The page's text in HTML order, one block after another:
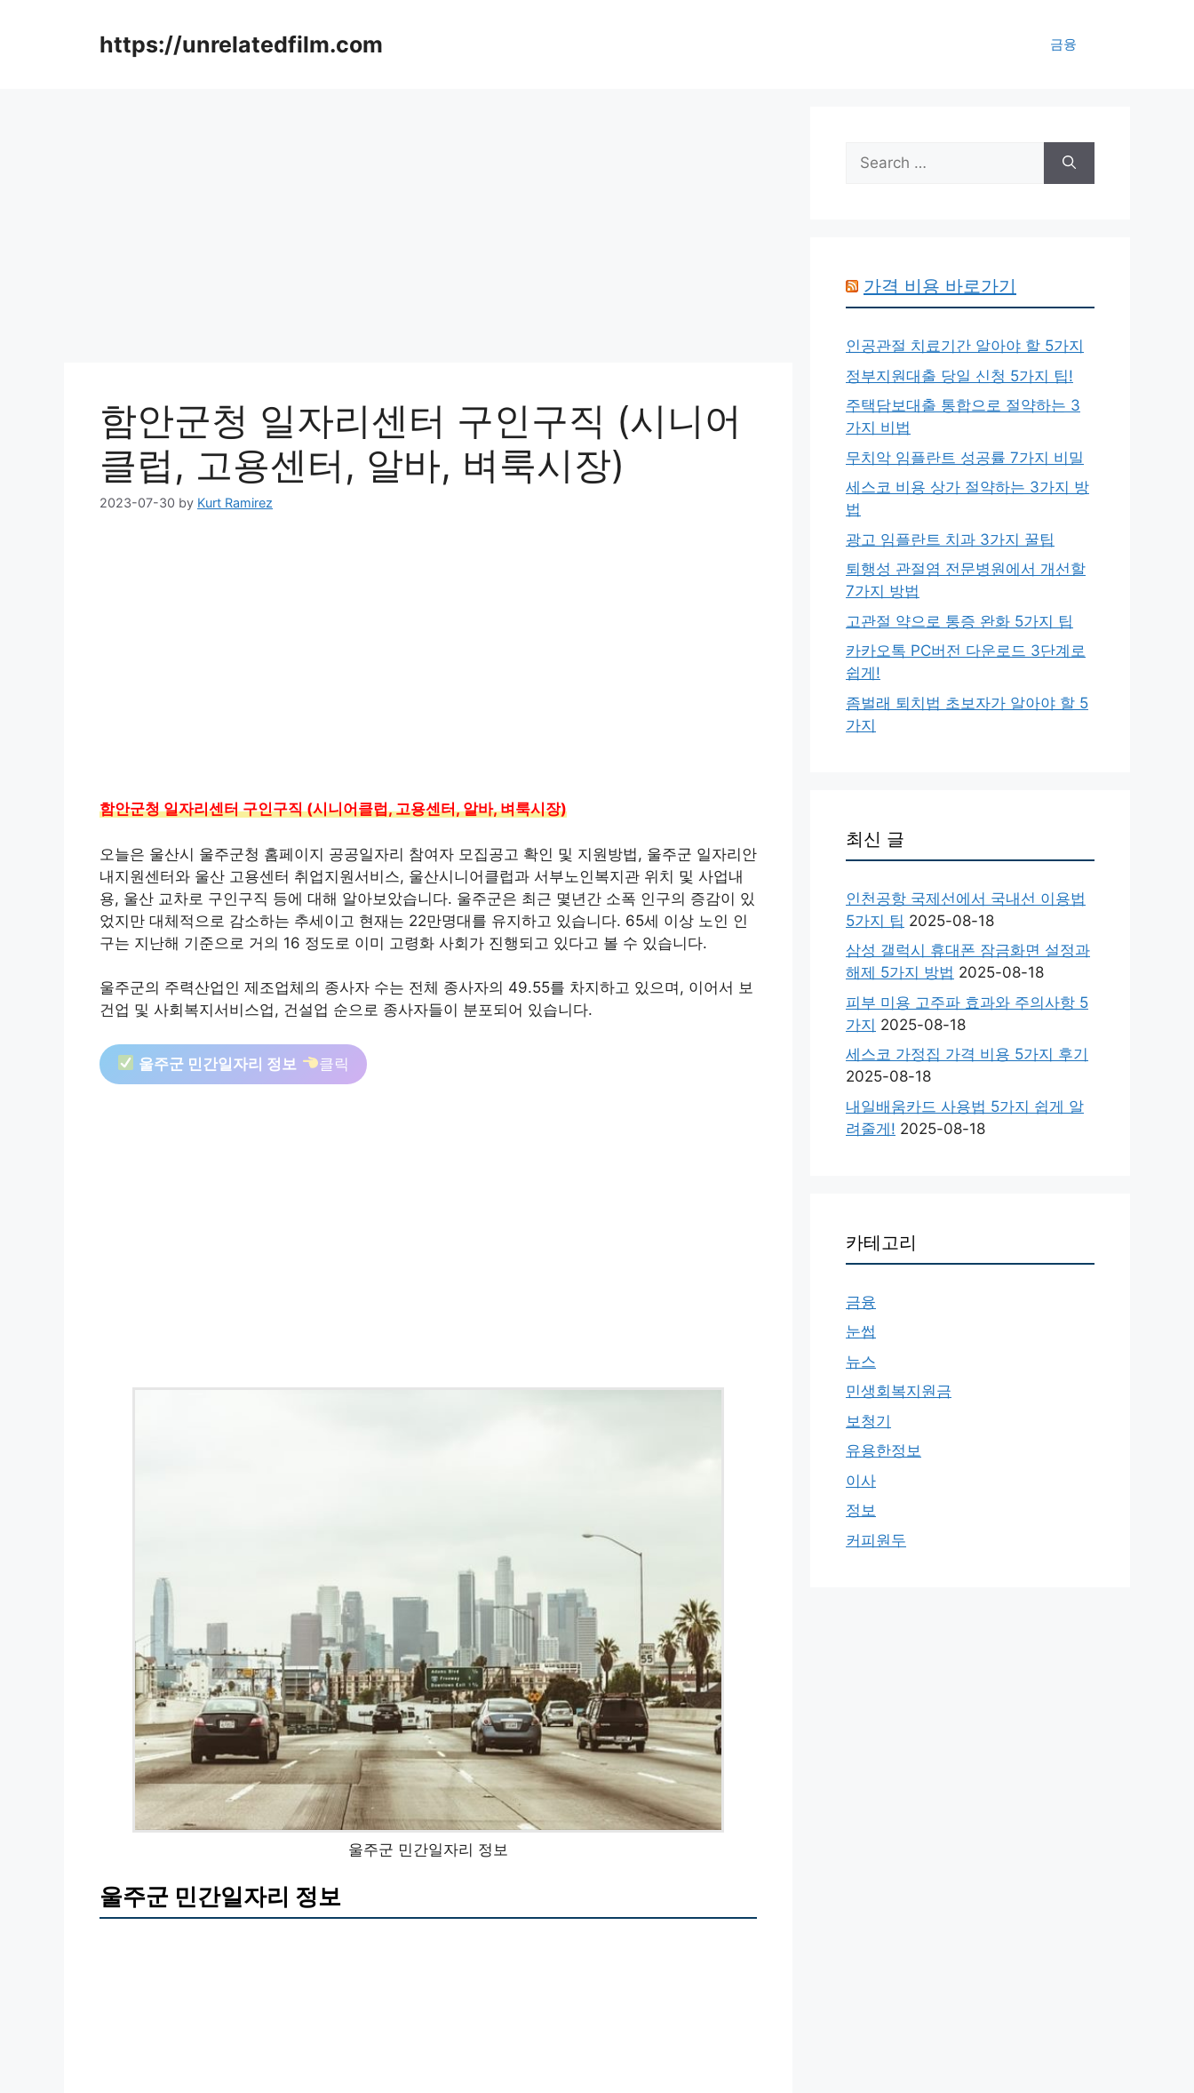
https://unrelatedfilm.com 금융
함안군청 일자리센터 구인구직 (시니어
클럽, 고용센터, 알바, 벼룩시장)
2023-07-30 by Kurt Ramirez
함안군청 일자리센터 구인구직 (시니어클럽, 고용센터, 알바, 벼룩시장)
오늘은 울산시 울주군청 홈페이지 공공일자리 참여자 모집공고 확인 및 지원방법, 울주군 일자리안
내지원센터와 울산 고용센터 취업지원서비스, 울산시니어클럽과 서부노인복지관 위치 및 사업내
용, 울산 교차로 구인구직 등에 대해 알아보았습니다. 울주군은 최근 몇년간 소폭 인구의 증감이 있
었지만 대체적으로 감소하는 추세이고 현재는 22만명대를 유지하고 있습니다. 65세 이상 노인 인
구는 지난해 기준으로 거의 16 정도로 이미 고령화 사회가 진행되고 있다고 볼 수 있습니다.
울주군의 주력산업인 제조업체의 종사자 수는 전체 종사자의 49.55를 차지하고 있으며, 이어서 보
건업 및 사회복지서비스업, 건설업 순으로 종사자들이 분포되어 있습니다.
울주군 민간일자리 정보 클릭
울주군 민간일자리 정보
울주군 민간일자리 정보
Search
for:
가격 비용 바로가기
인공관절 치료기간 알아야 할 5가지
정부지원대출 당일 신청 5가지 팁!
주택담보대출 통합으로 절약하는 3
가지 비법
무치악 임플란트 성공률 7가지 비밀
세스코 비용 상가 절약하는 3가지 방
법
광고 임플란트 치과 3가지 꿀팁
퇴행성 관절염 전문병원에서 개선할
7가지 방법
고관절 약으로 통증 완화 5가지 팁
카카오톡 PC버전 다운로드 3단계로
쉽게!
좀벌래 퇴치법 초보자가 알아야 할 5
가지
최신 글
인천공항 국제선에서 국내선 이용법
5가지 팁 2025-08-18
삼성 갤럭시 휴대폰 잠금화면 설정과
해제 5가지 방법 2025-08-18
피부 미용 고주파 효과와 주의사항 5
가지 2025-08-18
세스코 가정집 가격 비용 5가지 후기
2025-08-18
내일배움카드 사용법 5가지 쉽게 알
려줄게! 2025-08-18
카테고리
금융
눈썹
뉴스
민생회복지원금
보청기
유용한정보
이사
정보
커피원두